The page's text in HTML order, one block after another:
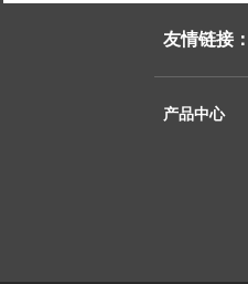
产品中心
友情链接：